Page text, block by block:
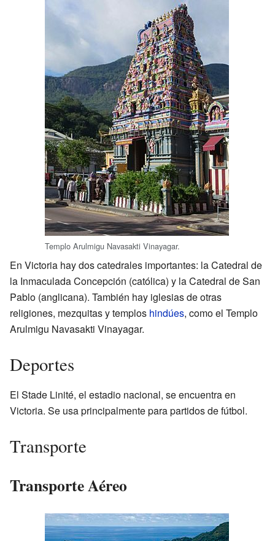
Templo Arulmigu Navasakti Vinayagar.
En Victoria hay dos catedrales importantes: la Catedral de
la Inmaculada Concepción (católica) y la Catedral de San
Pablo (anglicana). También hay iglesias de otras
religiones, mezquitas y templos hindúes, como el Templo
Arulmigu Navasakti Vinayagar.
Deportes
El Stade Linité, el estadio nacional, se encuentra en
Victoria. Se usa principalmente para partidos de fútbol.
Transporte
Transporte Aéreo